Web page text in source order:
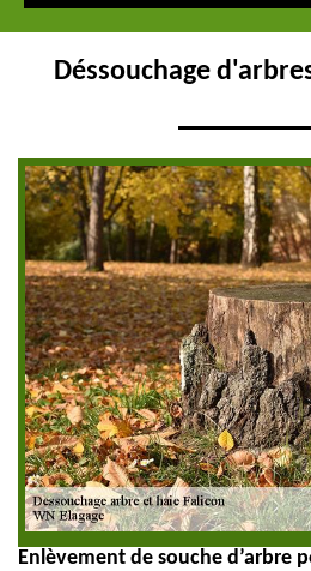
Déssouchage
Enlèvement de souche d’arbre